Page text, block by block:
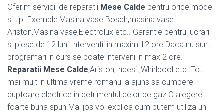
Oferim servicii de reparatii Mese Calde pentru orice model
si tip. Exemple:Masina vase Bosch,masina vase
Ariston,Masina vase,Electrolux etc.. Garantie pentru lucrari
si piese de 12 luni.Interventii in maxim 12 ore.Daca nu sunt
programari in curs se poate interveni in max 2 ore.
Reparatii Mese Calde,Ariston,Indesit,Whirlpool etc. Tot
mai mult in ultima vreme romanul a ajuns sa cumpere
cuptoare electrice in detrimentul celor pe gaz.O alegere
foarte buna spun.Mai jos voi explica cum putem utiliza un